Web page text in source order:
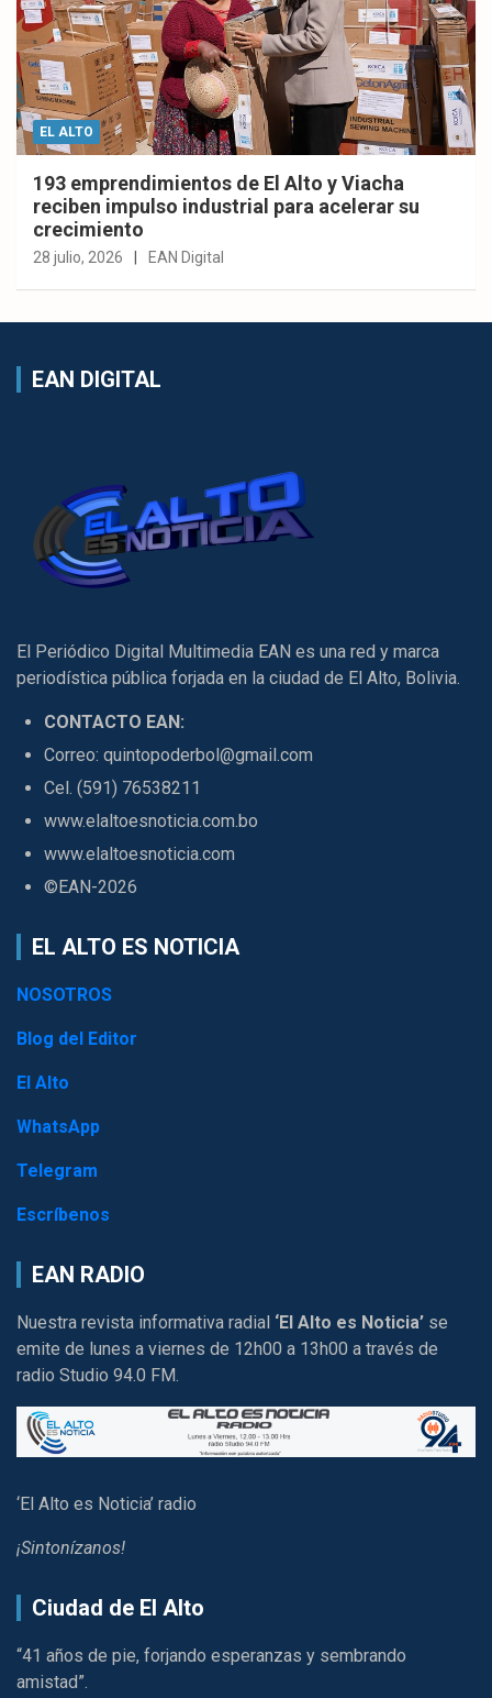
EL ALTO
193 emprendimientos de El Alto y Viacha
reciben impulso industrial para acelerar su
crecimiento
28 julio, 2026 EAN Digital
EAN DIGITAL
El Periódico Digital Multimedia EAN es una red y marca
periodística pública forjada en la ciudad de El Alto, Bolivia.
CONTACTO EAN:
Correo: quintopoderbol@gmail.com
Cel. (591) 76538211
www.elaltoesnoticia.com.bo
www.elaltoesnoticia.com
©EAN-2026
EL ALTO ES NOTICIA
NOSOTROS
Blog del Editor
El Alto
WhatsApp
Telegram
Escríbenos
EAN RADIO
Nuestra revista informativa radial ‘El Alto es Noticia’ se
emite de lunes a viernes de 12h00 a 13h00 a través de
radio Studio 94.0 FM.
‘El Alto es Noticia’ radio
¡Sintonízanos!
Ciudad de El Alto
“41 años de pie, forjando esperanzas y sembrando
amistad”.